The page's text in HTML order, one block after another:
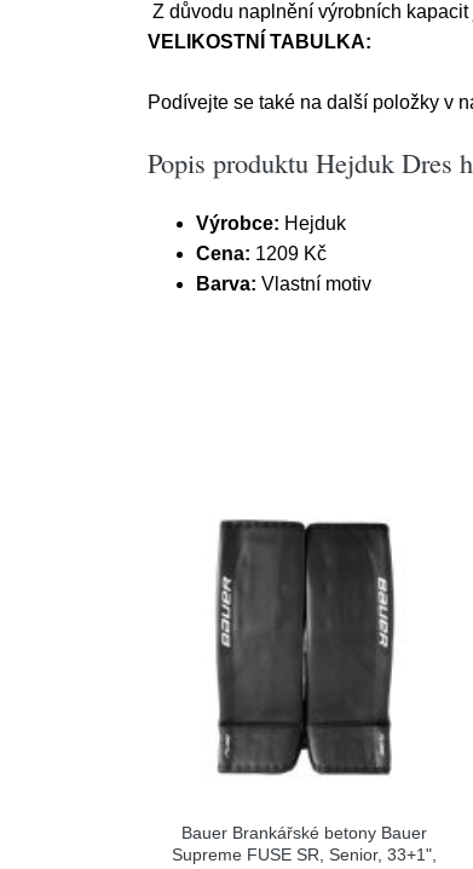
Z důvodu naplnění výrobních
VELIKOSTNÍ TABULKA:
Podívejte se také na další položky v
Popis produktu Hejduk Dres
Výrobce: Hejduk
Cena: 1209 Kč
Barva: Vlastní motiv
Bauer Brankářské betony Bauer
Supreme FUSE SR, Senior, 33+1",